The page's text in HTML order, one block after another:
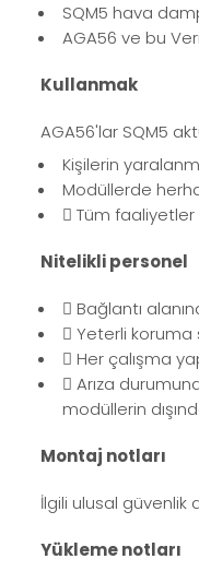
SQM5 hava
AGA56 ve bu
Kullanmak
AGA56'lar SQM5
Kişilerin
Modüllerde
 Tüm
Nitelikli personel
 Bağlantı
 Yeterli koruma
 Her çalışma
 Arıza
modüllerin
Montaj notları
İlgili ulusal
Yükleme notları